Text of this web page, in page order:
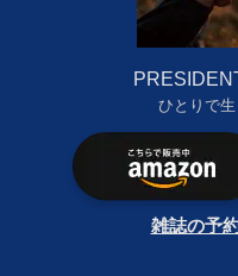
ひとりで生
雑誌の予